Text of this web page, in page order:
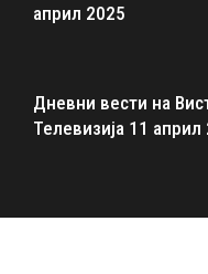
април 2025
Дневни вести на
Телевизија 11 април